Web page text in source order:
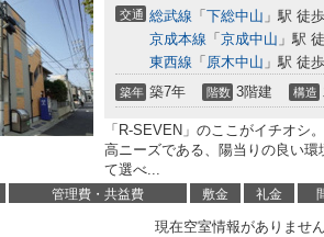
交通 総武線 「 下総中山 」駅 徒
京成本線 「 京成中山 」駅
東西線 「 原木中山 」駅 徒
築年 築7年 階数 3階建 構造
「R-SEVEN」のここがイチオシ
高ニーズである、陽当りの良い
て選べ...
管理費・共益費 敷金 礼金
現在空室情報がありません